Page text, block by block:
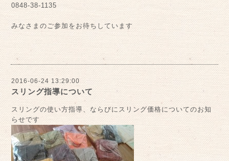
0848-38-1135
みなさまのご参加をお待ちしています
2016-06-24 13:29:00
スリング指導について
スリングの使い方指導、ならびにスリング価格についてのお知
らせです